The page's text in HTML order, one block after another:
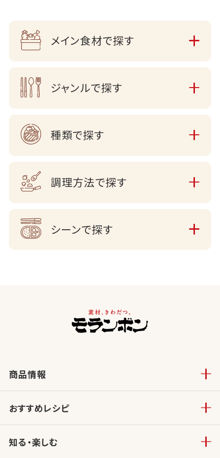
メイン食材で探す
ジャンルで探す
種類で探す
調理方法で探す
シーンで探す
商品情報
おすすめレシピ
知る・楽しむ